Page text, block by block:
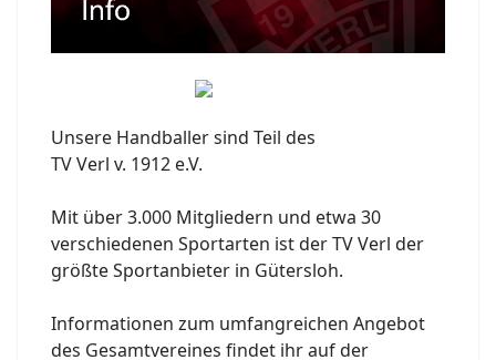
Unsere Handballer sind Teil des
TV Verl v. 1912 e.V.
Mit über 3.000 Mitgliedern und etwa 30
verschiedenen Sportarten ist der TV Verl der
größte Sportanbieter in Gütersloh.
Informationen zum umfangreichen Angebot
des Gesamtvereines findet ihr auf der